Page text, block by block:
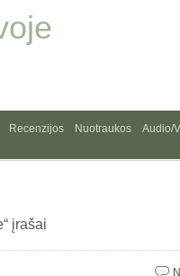
Recenzijos Nuotraukos
Audio/
įrašai